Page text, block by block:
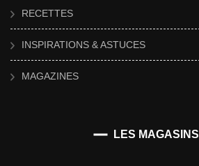
RECETTES
INSPIRATIONS & ASTUCES
MAGAZINES
LES MAGASINS